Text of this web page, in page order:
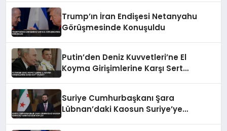
Trump’ın İran Endişesi Netanyahu
Görüşmesinde Konuşuldu
Putin’den Deniz Kuvvetleri’ne El
Koyma Girişimlerine Karşı Sert
Suriye Cumhurbaşkanı Şara
Lübnan’daki Kaosun Suriye’ye